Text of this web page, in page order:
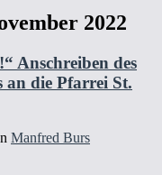
2022
Anschreiben des
an die Pfarrei St.
Manfred Burs